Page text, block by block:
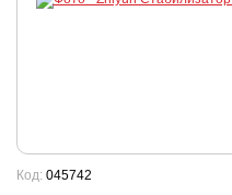
Код: 045742